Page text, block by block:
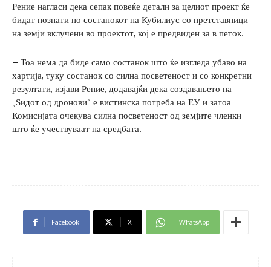
Рение нагласи дека сепак повеќе детали за целиот проект ќе
бидат познати по состанокот на Кубилиус со претставници
на земји вклучени во проектот, кој е предвиден за в петок.
– Тоа нема да биде само состанок што ќе изгледа убаво на
хартија, туку состанок со силна посветеност и со конкретни
резултати, изјави Рение, додавајќи дека создавањето на
„Ѕидот од дронови“ е вистинска потреба на ЕУ и затоа
Комисијата очекува силна посветеност од земјите членки
што ќе учествуваат на средбата.
Facebook X WhatsApp